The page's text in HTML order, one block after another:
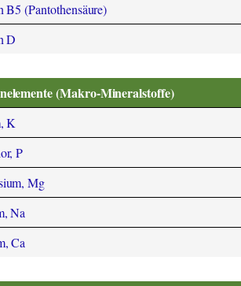
B5 (Pantothensäure)
D
(Makro-Mineralstoffe)
K
P
Mg
Na
Ca